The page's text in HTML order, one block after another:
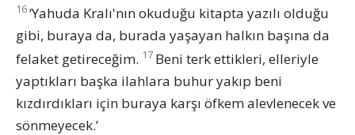
16‘Yahuda Kralı'nın okuduğu kitapta yazılı olduğu
gibi, buraya da, burada yaşayan halkın başına da
felaket getireceğim. 17 Beni terk ettikleri, elleriyle
yaptıkları başka ilahlara buhur yakıp beni
kızdırdıkları için buraya karşı öfkem alevlenecek ve
sönmeyecek.’